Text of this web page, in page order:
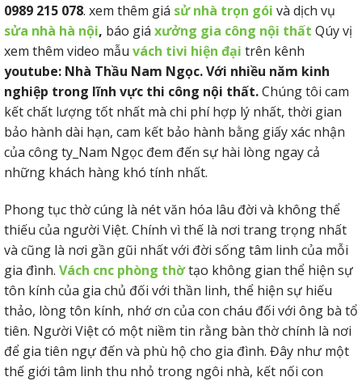
0989 215 078. xem thêm giá sử nhà trọn gói và dịch vụ
sửa nhà hà nội, báo giá xưởng gia công nội thất Qúy vị
xem thêm video mẫu vách tivi hiện đại trên kênh
youtube: Nhà Thầu Nam Ngọc. Với nhiều năm kinh
nghiệp trong lĩnh vực thi công nội thất.Chúng tôi cam
kết chất lượng tốt nhất mà chi phí hợp lý nhất, thời gian
bảo hành dài hạn, cam kết bảo hành bằng giấy xác nhận
của công ty_Nam Ngọc đem đến sự hài lòng ngay cả
những khách hàng khó tính nhất.
Phong tục thờ cúng là nét văn hóa lâu đời và không thể
thiếu của người Việt. Chính vì thế là nơi trang trọng nhất
và cũng là nơi gần gũi nhất với đời sống tâm linh của mỗi
gia đình. Vách cnc phòng thờtạo không gian thể hiện sự
tôn kính của gia chủ đối với thần linh, thể hiện sự hiếu
thảo, lòng tôn kính, nhớ ơn của con cháu đối với ông bà tổ
tiên. Người Việt có một niềm tin rằng bàn thờ chính là nơi
để gia tiên ngự đến và phù hộ cho gia đình. Đây như một
thế giới tâm linh thu nhỏ trong ngôi nhà, kết nối con